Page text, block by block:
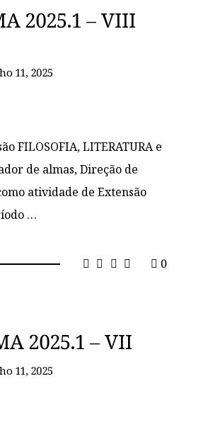
2025.1 – VIII
11, 2025
FILOSOFIA, LITERATURA e
de almas, Direção de
atividade de Extensão
…
0
2025.1 – VII
11, 2025